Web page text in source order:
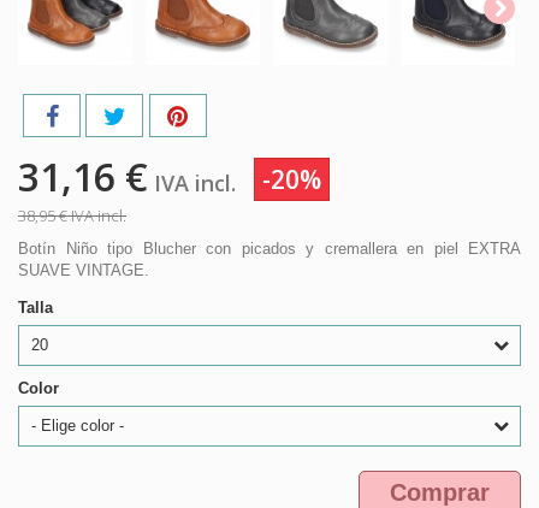
31,16 € IVA incl. -20%
38,95 €IVA incl.
Botín Niño tipo Blucher con picados y cremallera en piel EXTRA
SUAVE VINTAGE.
Talla
20
Color
- Elige color -
Comprar